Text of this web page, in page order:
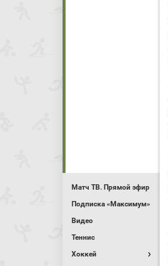
Матч ТВ. Прямой эфир
Подписка «Максимум»
Видео
Теннис
Хоккей